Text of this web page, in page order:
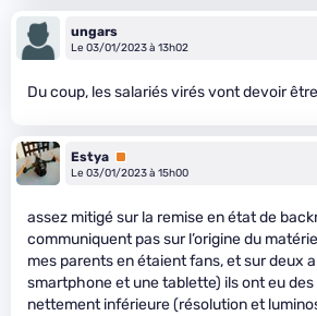
ungars
Le 03/01/2023 à 13h02
Du coup, les salariés virés vont devoir
Estya Premium
Le 03/01/2023 à 15h00
assez mitigé sur la remise en état de
communiquent pas sur l’origine du
mes parents en étaient fans, et sur deux
smartphone et une tablette) ils ont eu
nettement inférieure (résolution et